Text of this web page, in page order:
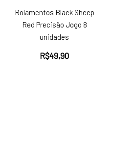
Rolamentos Black Sheep
Red Precisão Jogo 8
unidades
R$49,90